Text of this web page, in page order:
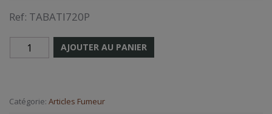
Ref: TABATI720P
AJOUTER AU PANIER
Catégorie: Articles Fumeur